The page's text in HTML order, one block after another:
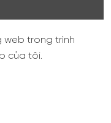
web trong trình
của tôi.